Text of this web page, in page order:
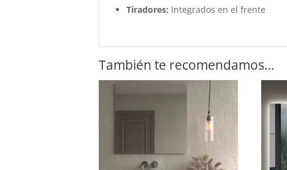
Tiradores: Integrados en el frente
También te recomendamos…